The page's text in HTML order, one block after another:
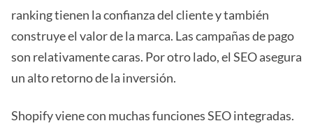
ranking tienen la confianza del cliente y también
construye el valor de la marca. Las campañas de pago
son relativamente caras. Por otro lado, el SEO asegura
un alto retorno de la inversión.
Shopify viene con muchas funciones SEO integradas.